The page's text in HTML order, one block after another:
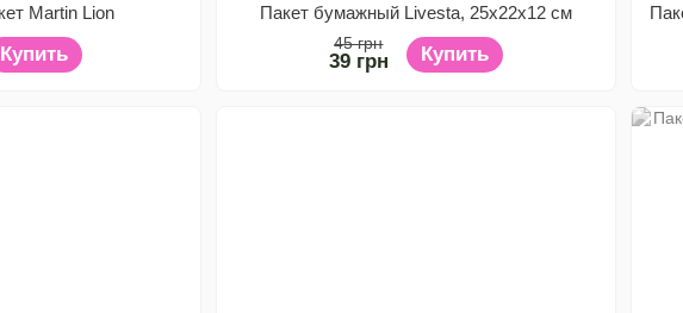
Martin Lion
Купить
Пакет бумажный Livesta, 25х22х12 см
45 грн
39 грн Купить